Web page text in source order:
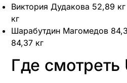
Виктория Дудакова 52,89
кг
Шарабутдин Магомедов
84,37 кг
Где смотреть